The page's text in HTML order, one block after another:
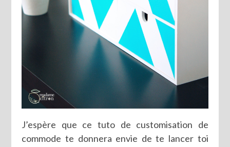
J’espère que ce tuto de customisation de
commode te donnera envie de te lancer toi